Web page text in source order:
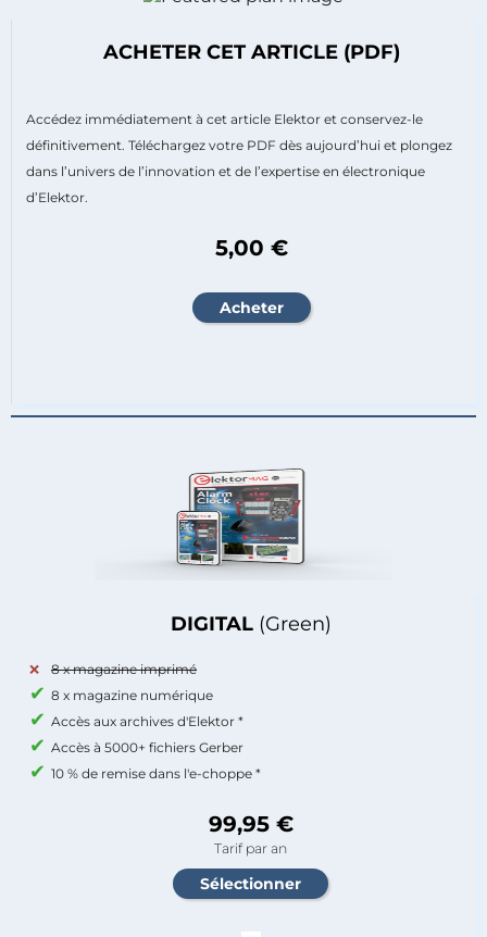
DIGITAL (Green)
8 x magazine imprimé
8 x magazine numérique
Accès aux archives d'Elektor *
Accès à 5000+ fichiers Gerber
10 % de remise dans l'e-choppe *
99,95 €
Tarif par an
ACHETER CET ARTICLE (PDF)
Accédez immédiatement à cet article Elektor et conservez-le
définitivement. Téléchargez votre PDF dès aujourd’hui et plongez
dans l’univers de l’innovation et de l’expertise en électronique
d’Elektor.
5,00 €